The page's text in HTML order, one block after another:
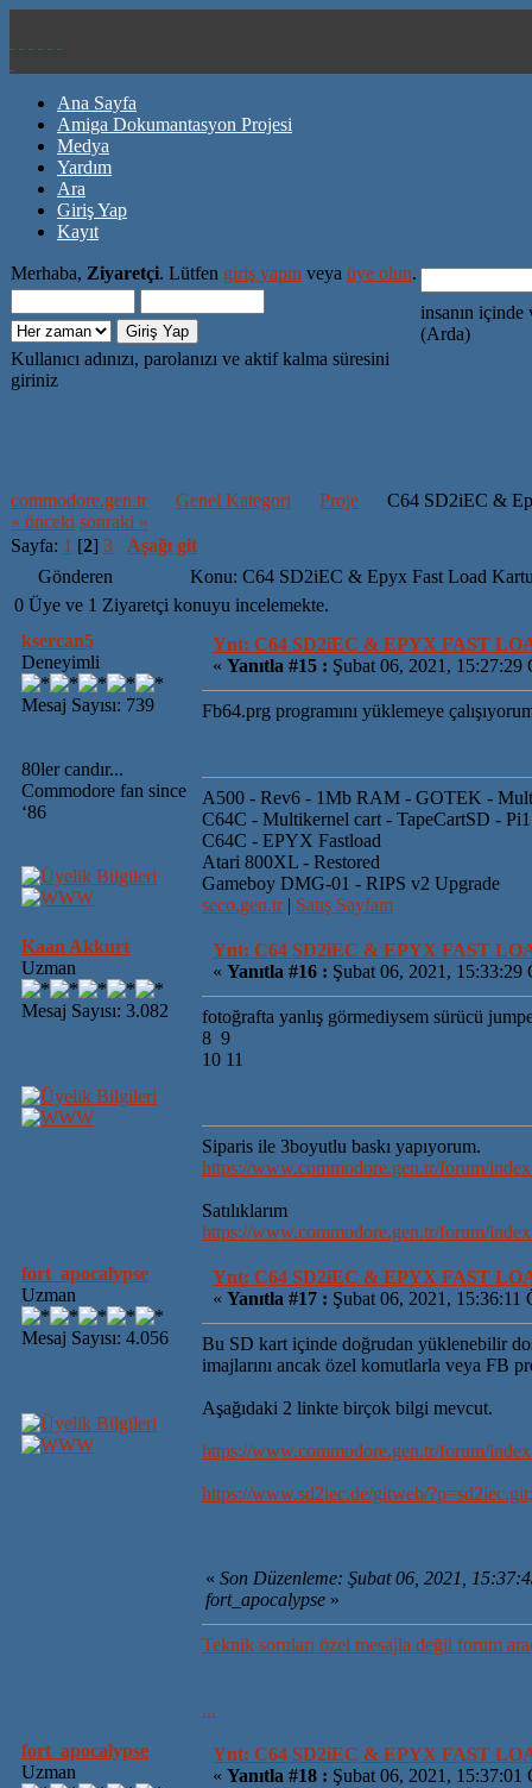
Ana Sayfa
Amiga Dokumantasyon Projesi
Medya
Yardım
Ara
Giriş Yap
Kayıt
Merhaba, Ziyaretçi. Lütfen giriş yapın veya üye olun.
Kullanıcı adınızı, parolanızı ve aktif kalma süresini
giriniz
insanın içinde
(Arda)
commodore.gen.tr Genel Kategori Proje
C64 SD2iEC &
« önceki sonraki »
Sayfa: 1 [2] 3
Aşağı git
Gönderen
Konu: C64 SD2iEC & Epyx Fast Load
0 Üye ve 1 Ziyaretçi konuyu incelemekte.
ksercan5
Deneyimli
Mesaj Sayısı: 739
80ler candır...
Commodore fan since
‘86
Ynt: C64 SD2iEC & EPYX FAST
« Yanıtla #15 : Şubat 06, 2021, 15:27:29
Fb64.prg programını yüklemeye
A500 - Rev6 - 1Mb RAM - GOTEK -
C64C - Multikernel cart - TapeCartSD -
C64C - EPYX Fastload
Atari 800XL - Restored
Gameboy DMG-01 - RIPS v2 Upgrade
seco.gen.tr| Satış Sayfam
Kaan Akkurt
Uzman
Mesaj Sayısı: 3.082
Ynt: C64 SD2iEC & EPYX FAST
« Yanıtla #16 : Şubat 06, 2021, 15:33:29
fotoğrafta yanlış görmediysem sürücü
8 9
10 11
Siparis ile 3boyutlu baskı yapıyorum.
https://www.commodore.gen.tr/forum/
Satılıklarım
https://www.commodore.gen.tr/forum/
fort_apocalypse
Uzman
Mesaj Sayısı: 4.056
Ynt: C64 SD2iEC & EPYX FAST
« Yanıtla #17 : Şubat 06, 2021, 15:36:11
Bu SD kart içinde doğrudan yüklenebilir
imajlarını ancak özel komutlarla veya FB
Aşağıdaki 2 linkte birçok bilgi mevcut.
https://www.commodore.gen.tr/forum/
https://www.sd2iec.de/gitweb/
« Son Düzenleme: Şubat 06, 2021,
fort_apocalypse »
Teknik soruları özel mesajla değil forum
...
fort_apocalypse
Uzman
Ynt: C64 SD2iEC & EPYX FAST
« Yanıtla #18 : Şubat 06, 2021, 15:37:01